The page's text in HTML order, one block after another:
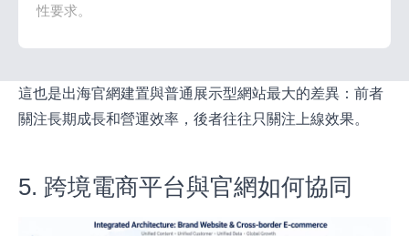
性要求。
這也是出海官網建置與普通展示型網站最大的差異：前者
關注長期成長和營運效率，後者往往只關注上線效果。
5. 跨境電商平台與官網如何協同